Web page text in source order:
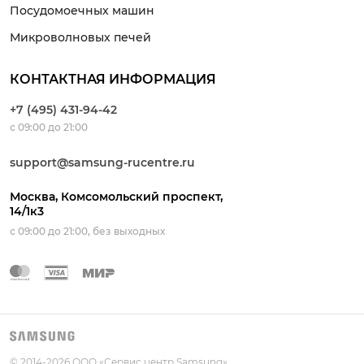
Посудомоечных машин
Микроволновых печей
КОНТАКТНАЯ ИНФОРМАЦИЯ
+7 (495) 431-94-42
с 09:00 до 21:00
support@samsung-rucentre.ru
Москва, Комсомольский проспект,
14/1к3
с 09:00 до 21:00, без выходных